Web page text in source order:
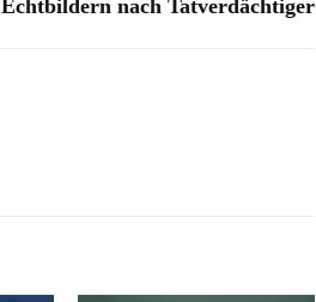
Echtbildern nach Tatverdächtiger